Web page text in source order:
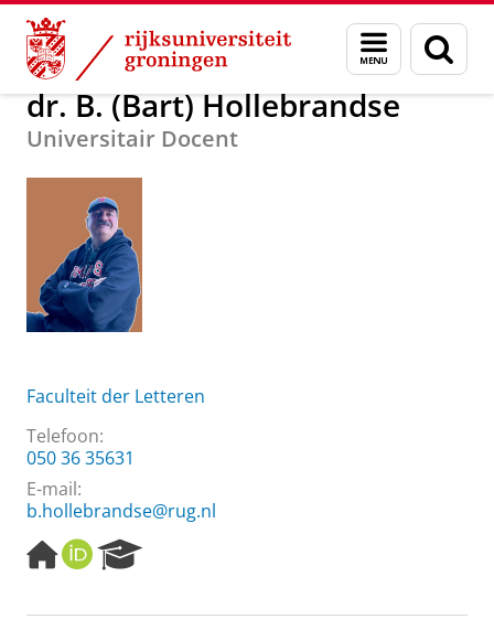
Skip
Content
Skip
Navigation
Menu
en
zoeken
Over ons dr. B. (Bart) Hollebrandse
dr. B. (Bart) Hollebrandse
Universitair Docent
Faculteit der Letteren
Telefoon:
050 36 35631
E-mail:
b.hollebrandse@rug.nl
H
o
e
O
R
I
e